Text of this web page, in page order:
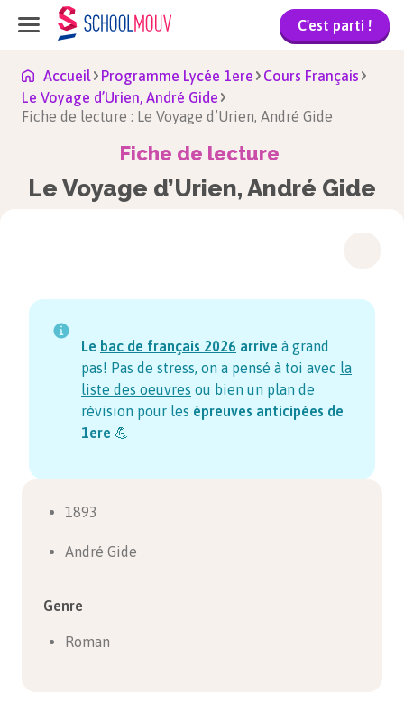
C'est parti !
Accueil Programme Lycée 1ere
Cours Français
Le Voyage d’Urien, André Gide
Fiche de lecture : Le Voyage d’Urien, André Gide
Fiche de lecture
Le Voyage d’Urien, André Gide
Le bac de français 2026 arrive à grand
pas! Pas de stress, on a pensé à toi avec la
liste des oeuvres ou bien un plan de
révision pour les épreuves anticipées de
1ere 💪
1893
André Gide
Genre
Roman